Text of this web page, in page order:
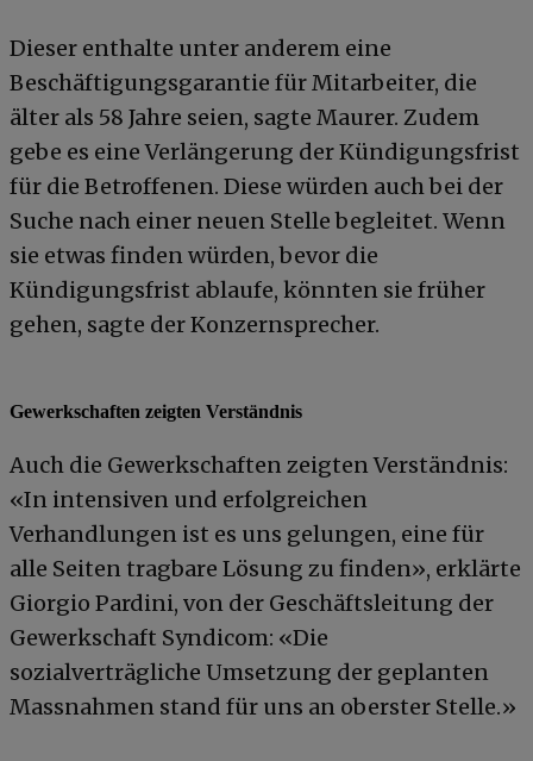
Dieser enthalte unter anderem eine
Beschäftigungsgarantie für Mitarbeiter, die
älter als 58 Jahre seien, sagte Maurer. Zudem
gebe es eine Verlängerung der Kündigungsfrist
für die Betroffenen. Diese würden auch bei der
Suche nach einer neuen Stelle begleitet. Wenn
sie etwas finden würden, bevor die
Kündigungsfrist ablaufe, könnten sie früher
gehen, sagte der Konzernsprecher.
Gewerkschaften zeigten Verständnis
Auch die Gewerkschaften zeigten Verständnis:
«In intensiven und erfolgreichen
Verhandlungen ist es uns gelungen, eine für
alle Seiten tragbare Lösung zu finden», erklärte
Giorgio Pardini, von der Geschäftsleitung der
Gewerkschaft Syndicom: «Die
sozialverträgliche Umsetzung der geplanten
Massnahmen stand für uns an oberster Stelle.»